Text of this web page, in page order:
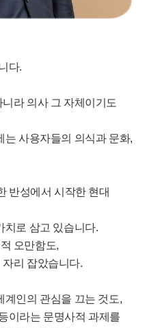
다.
라 의사 그 자체이기도
는 사용자들의 의식과 문화,
반성에서 시작한 현대
치로 삼고 있습니다.
오만함도,
리 잡았습니다.
계인의 관심을 끄는 것도,
이라는 문명사적 과제를